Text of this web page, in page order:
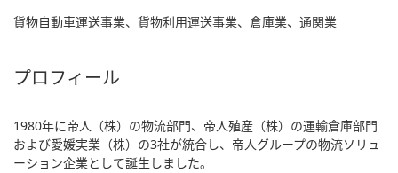
貨物自動車運送事業、貨物利用運送事業、倉庫業、通関業
プロフィール
1980年に帝人（株）の物流部門、帝人殖産（株）の運輸倉庫部門
および愛媛実業（株）の3社が統合し、帝人グループの物流ソリュ
ーション企業として誕生しました。